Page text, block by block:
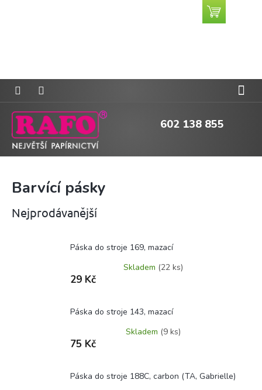
602 138 855
Nákupní
košík
Barvící pásky
Nejprodávanější
Páska do stroje 169, mazací
Skladem (22 ks)
29 Kč
Páska do stroje 143, mazací
Skladem (9 ks)
75 Kč
Páska do stroje 188C, carbon (TA, Gabrielle)